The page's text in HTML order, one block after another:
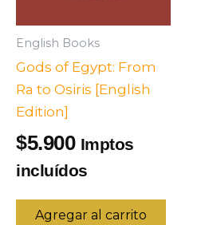
English Books
Gods of Egypt: From
Ra to Osiris [English
Edition]
$5.900 Imptos
incluídos
Agregar al carrito